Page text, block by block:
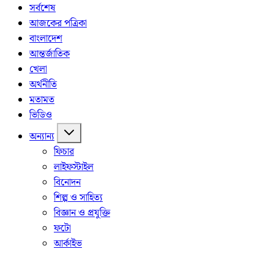
সর্বশেষ
আজকের পত্রিকা
বাংলাদেশ
আন্তর্জাতিক
খেলা
অর্থনীতি
মতামত
ভিডিও
অন্যান্য
ফিচার
লাইফস্টাইল
বিনোদন
শিল্প ও সাহিত্য
বিজ্ঞান ও প্রযুক্তি
ফটো
আর্কাইভ